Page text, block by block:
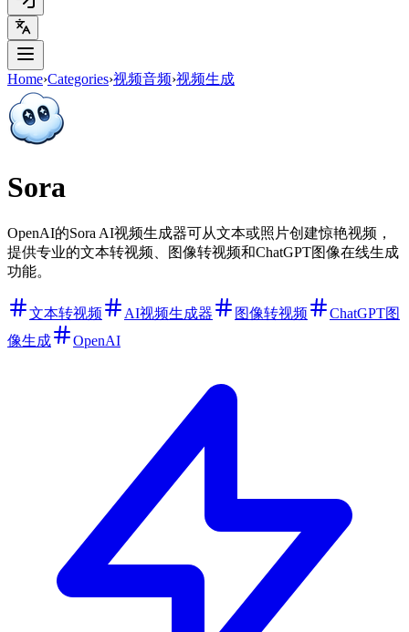
Home›Categories›视频音频›视频生成
Sora
OpenAI的Sora AI视频生成器可从文本或照片创建惊艳视频，
提供专业的文本转视频、图像转视频和ChatGPT图像在线生成
功能。
文本转视频 AI视频生成器 图像转视频
ChatGPT图
像生成
OpenAI